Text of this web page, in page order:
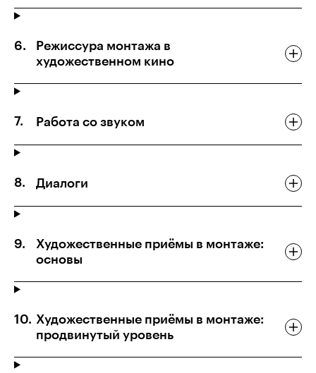
Режиссура монтажа в
художественном кино
Работа со звуком
Диалоги
Художественные приёмы в монтаже:
основы
Художественные приёмы в монтаже:
продвинутый уровень